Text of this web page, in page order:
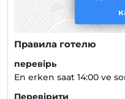
Правила готелю
перевірь
En erken saat 14:00 ve
Перевірити